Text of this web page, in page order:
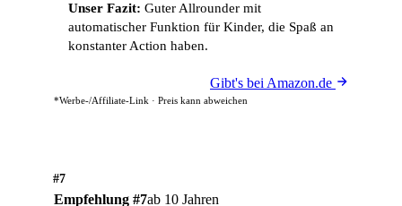
Unser Fazit: Guter Allrounder mit
automatischer Funktion für Kinder, die Spaß an
konstanter Action haben.
Gibt's bei Amazon.de
*Werbe-/Affiliate-Link · Preis kann abweichen
#7
Empfehlung #7ab 10 Jahren